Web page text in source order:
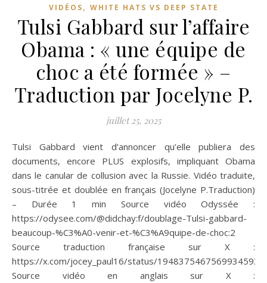
VIDÉOS, WHITE HATS VS DEEP STATE
Tulsi Gabbard sur l’affaire
Obama : « une équipe de
choc a été formée » –
Traduction par Jocelyne P.
juillet 25, 2025
Tulsi Gabbard vient d’annoncer qu’elle publiera des
documents, encore PLUS explosifs, impliquant Obama
dans le canular de collusion avec la Russie. Vidéo traduite,
sous-titrée et doublée en français (Jocelyne P.Traduction)
– Durée 1 min Source vidéo Odyssée :
https://odysee.com/@didchay:f/doublage-Tulsi-gabbard-
beaucoup-%C3%A0-venir-et-%C3%A9quipe-de-choc:2
Source traduction française sur X :
https://x.com/jocey_paul16/status/1948375467569934593
Source vidéo en anglais sur X :